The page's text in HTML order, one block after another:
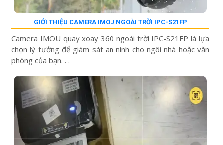
GIỚI THIỆU CAMERA IMOU NGOÀI TRỜI IPC-S21FP
Camera IMOU quay xoay 360 ngoài trời IPC-S21FP là lựa
chọn lý tưởng để giám sát an ninh cho ngôi nhà hoặc văn
phòng của bạn. . .